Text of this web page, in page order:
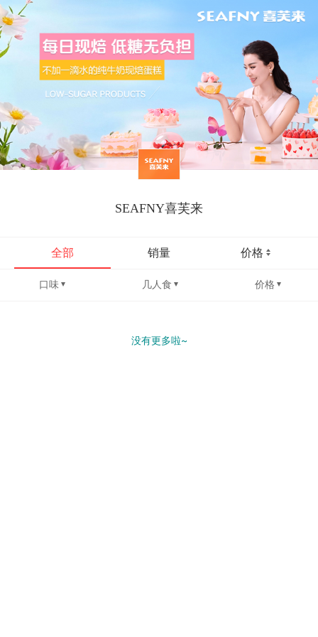
SEAFNY喜芙来
全部 销量 价格
口味 几人食 价格
没有更多啦~